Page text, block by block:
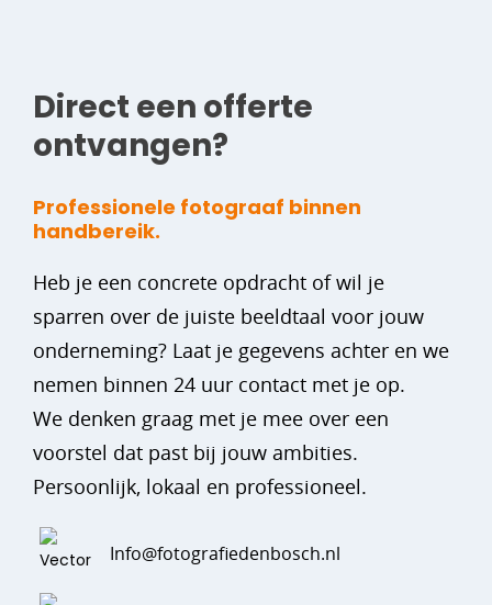
Direct een offerte
ontvangen?
Professionele fotograaf binnen
handbereik.
Heb je een concrete opdracht of wil je
sparren over de juiste beeldtaal voor jouw
onderneming? Laat je gegevens achter en we
nemen binnen 24 uur contact met je op.
We denken graag met je mee over een
voorstel dat past bij jouw ambities.
Persoonlijk, lokaal en professioneel.
Info@fotografiedenbosch.nl